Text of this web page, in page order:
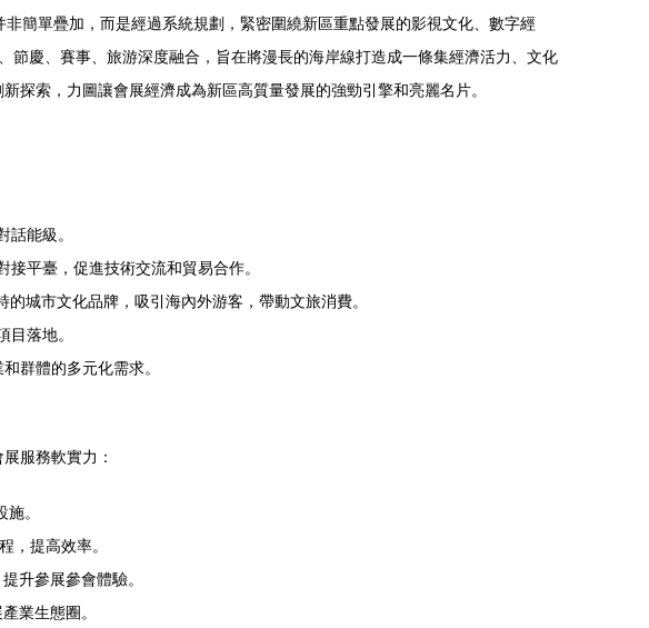
簡單疊加，而是經過系統規劃，緊密圍繞新區重點發展的影視文化、數字經
慶、賽事、旅游深度融合，旨在將漫長的海岸線打造成一條集經濟活力、文化
探索，力圖讓會展經濟成為新區高質量發展的強勁引擎和亮麗名片。
能級。
平臺，促進技術交流和貿易合作。
城市文化品牌，吸引海內外游客，帶動文旅消費。
落地。
群體的多元化需求。
服務軟實力：
。
，提高效率。
升參展參會體驗。
業生態圈。